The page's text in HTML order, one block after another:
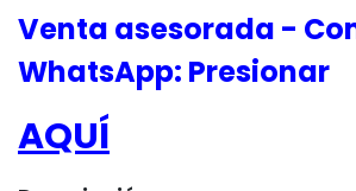
Venta asesorada -
WhatsApp: Presionar
AQUÍ